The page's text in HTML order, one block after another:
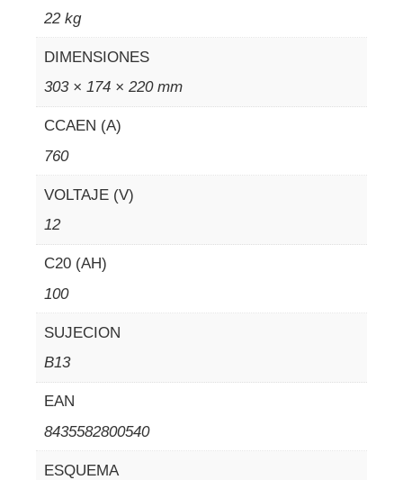
22 kg
DIMENSIONES
303 × 174 × 220 mm
CCAEN (A)
760
VOLTAJE (V)
12
C20 (AH)
100
SUJECION
B13
EAN
8435582800540
ESQUEMA